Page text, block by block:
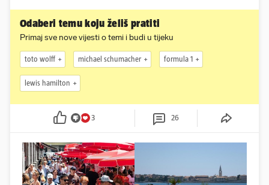
Odaberi temu koju želiš pratiti
Primaj sve nove vijesti o temi i budi u tijeku
toto wolff michael schumacher formula 1
lewis hamilton
3 26